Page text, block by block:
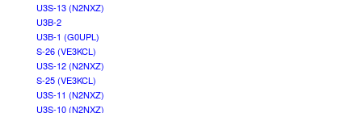
U3S-13 (N2NXZ)
U3B-2
U3B-1 (G0UPL)
S-26 (VE3KCL)
U3S-12 (N2NXZ)
S-25 (VE3KCL)
U3S-11 (N2NXZ)
U3S-10 (N2NXZ)